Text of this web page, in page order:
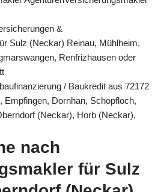
&
Sulz (Neckar) Reinau, Mühlheim,
Renfrizhausen oder
/ Baukredit aus 72172
Empfingen, Dornhan, Schopfloch,
(Neckar), Horb (Neckar),
nach
für Sulz